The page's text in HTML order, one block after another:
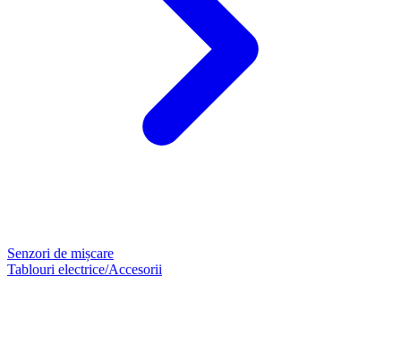
Senzori de mișcare
Tablouri electrice/Accesorii